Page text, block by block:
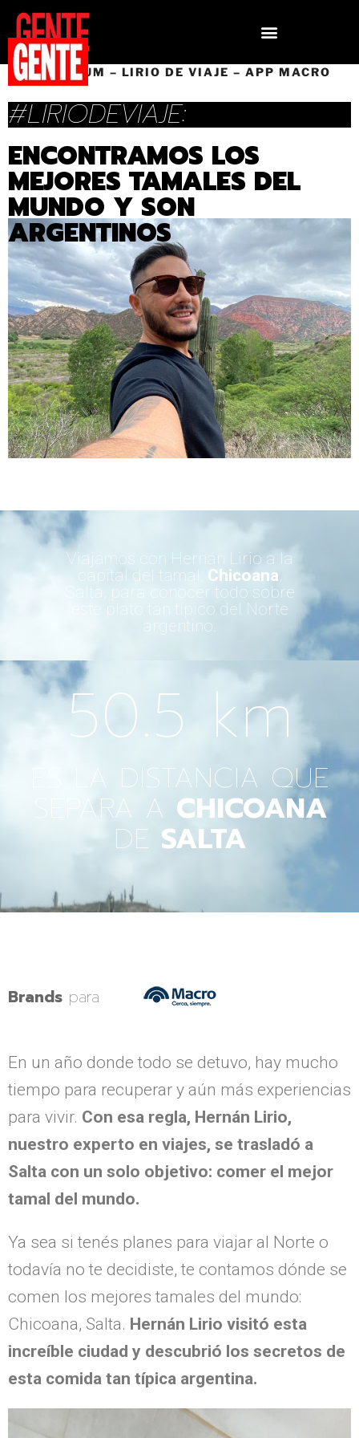
T.PREMIUM – LIRIO DE VIAJE – APP MACRO
#LIRIODEVIAJE:
ENCONTRAMOS LOS
MEJORES TAMALES DEL
MUNDO Y SON
ARGENTINOS
Viajamos con Hernán Lirio a la
capital del tamal: Chicoana,
Salta, para conocer todo sobre
este plato tan típico del Norte
argentino.
50.5 km
ES LA DISTANCIA QUE
SEPARA A CHICOANA
DE SALTA
Brands para
En un año donde todo se detuvo, hay mucho
tiempo para recuperar y aún más experiencias
para vivir. Con esa regla, Hernán Lirio,
nuestro experto en viajes, se trasladó a
Salta con un solo objetivo: comer el mejor
tamal del mundo.
Ya sea si tenés planes para viajar al Norte o
todavía no te decidiste, te contamos dónde se
comen los mejores tamales del mundo:
Chicoana, Salta. Hernán Lirio visitó esta
increíble ciudad y descubrió los secretos de
esta comida tan típica argentina.